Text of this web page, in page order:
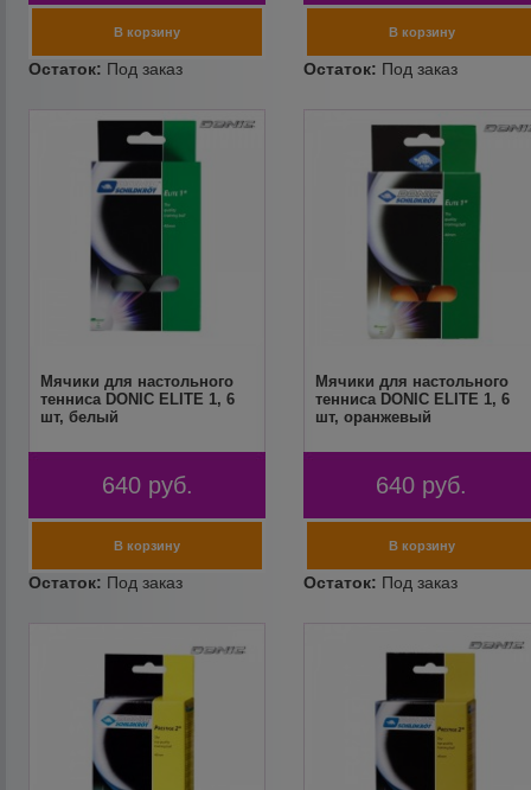
Мячики для настольного
тенниса DONIC ELITE 1, 6
шт, белый
640 руб.
Мячики для настольного
тенниса DONIC ELITE 1, 6
шт, оранжевый
640 руб.